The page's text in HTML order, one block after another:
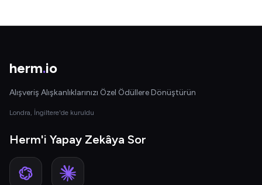
herm.io
Alışveriş Alışkanlıklarınızı Özel Ödüllere Dönüştürün
Londra, İngiltere'de kuruldu
Herm'i Yapay Zekâya Sor